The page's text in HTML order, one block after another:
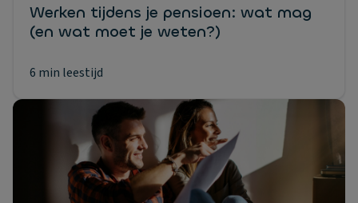
Werken tijdens je pensioen: wat mag
(en wat moet je weten?)
6 min leestijd